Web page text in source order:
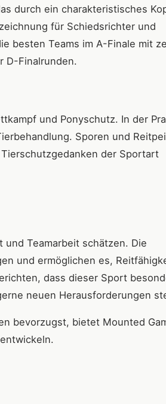
durch ein charakteristisches
für Schiedsrichter und
besten Teams im A-Finale mit
D-Finalrunden.
und Ponyschutz. In der
Sporen und
der Sportart
Teamarbeit schätzen. Die
und ermöglichen es,
dass dieser Sport
neuen Herausforderungen
bevorzugst, bietet Mounted